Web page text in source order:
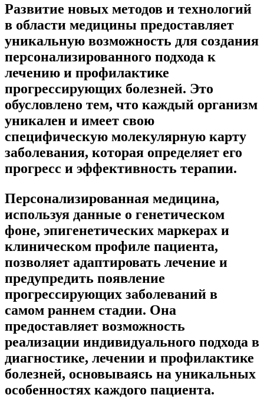
Развитие новых методов и технологий
в области медицины предоставляет
уникальную возможность для создания
персонализированного подхода к
лечению и профилактике
прогрессирующих болезней. Это
обусловлено тем, что каждый организм
уникален и имеет свою
специфическую молекулярную карту
заболевания, которая определяет его
прогресс и эффективность терапии.
Персонализированная медицина,
используя данные о генетическом
фоне, эпигенетических маркерах и
клиническом профиле пациента,
позволяет адаптировать лечение и
предупредить появление
прогрессирующих заболеваний в
самом раннем стадии. Она
предоставляет возможность
реализации индивидуального подхода в
диагностике, лечении и профилактике
болезней, основываясь на уникальных
особенностях каждого пациента.